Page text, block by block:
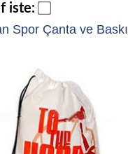
iste:
Spor Çanta ve Baskı